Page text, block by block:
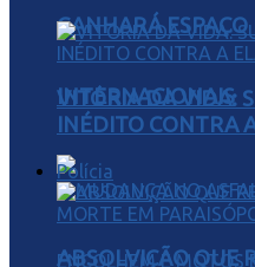
GANHARÁ
INTERNACIONAIS
VITÓRIA DA VIDA:
INÉDITO CONTRA
Polícia
ABSOLVIÇÃO QUE